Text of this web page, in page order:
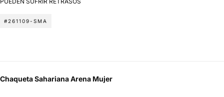
#261109-SMA
Chaqueta Sahariana Arena Mujer